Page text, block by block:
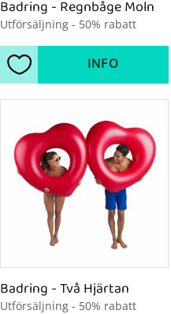
Badring - Regnbåge Moln
Utförsäljning - 50% rabatt
Lägg till i favoriter
INFO
Badring - Två Hjärtan
Utförsäljning - 50% rabatt